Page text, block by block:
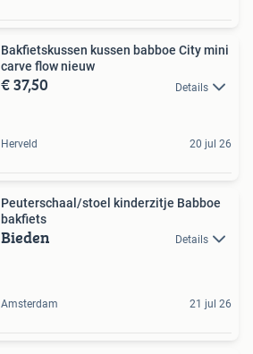
Bakfietskussen kussen babboe City mini
carve flow nieuw
€ 37,50 Details
Herveld 20 jul 26
Peuterschaal/stoel kinderzitje Babboe
bakfiets
Bieden Details
Amsterdam 21 jul 26